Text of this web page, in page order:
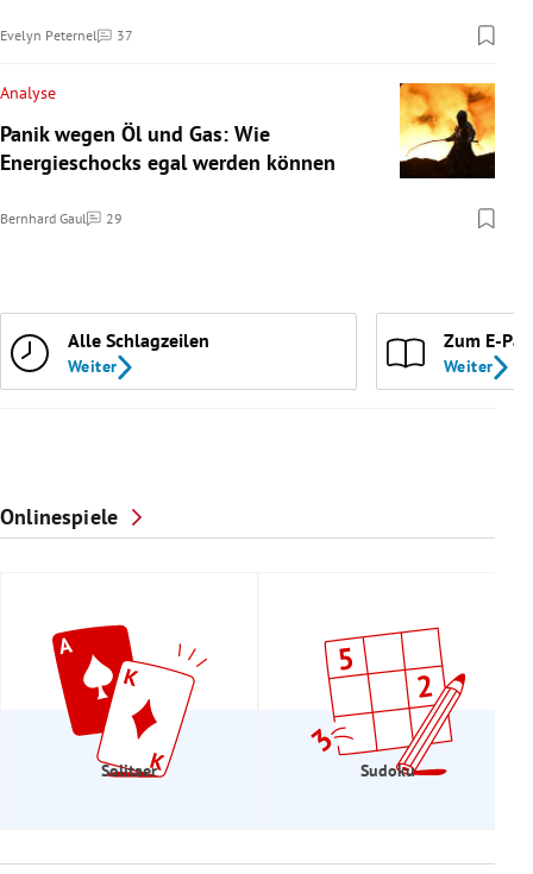
Evelyn Peternel 37
Kommentare
Analyse
Panik wegen Öl und Gas: Wie
Energieschocks egal werden können
Bernhard Gaul 29
Kommentare
Alle Schlagzeilen
Weiter
Zum E-
Weiter
Onlinespiele
Solitaer Sudoku